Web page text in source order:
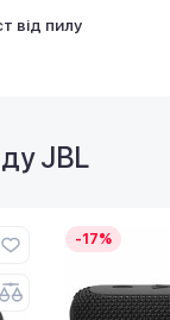
від пилу
JBL
-17%